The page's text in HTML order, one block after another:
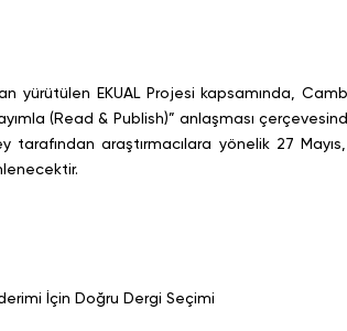
yürütülen EKUAL Projesi kapsamında,
(Read & Publish)” anlaşması
tarafından araştırmacılara yönelik 27
İçin Doğru Dergi Seçimi